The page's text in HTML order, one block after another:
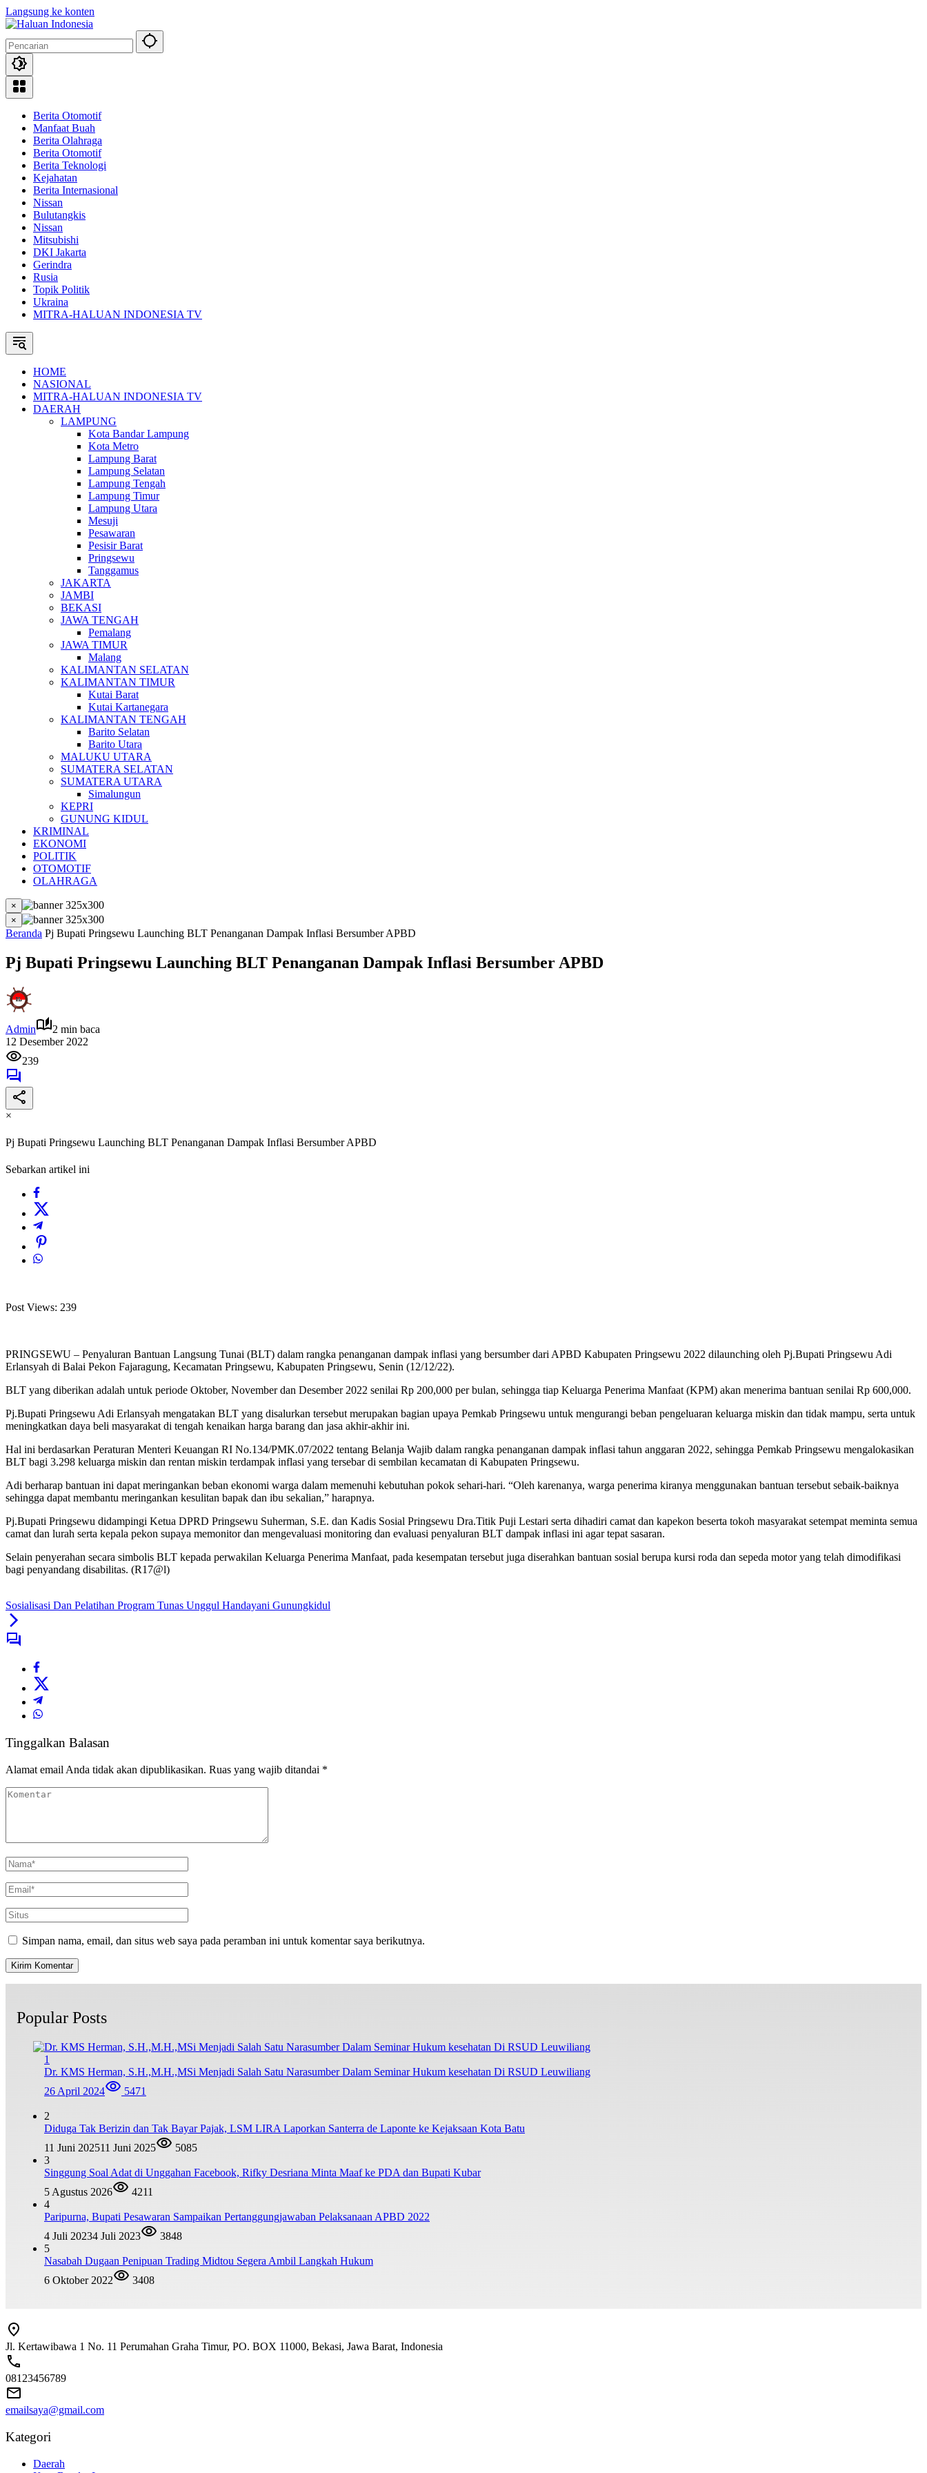
Langsung ke konten
Berita Otomotif
Manfaat Buah
Berita Olahraga
Berita Otomotif
Berita Teknologi
Kejahatan
Berita Internasional
Nissan
Bulutangkis
Nissan
Mitsubishi
DKI Jakarta
Gerindra
Rusia
Topik Politik
Ukraina
MITRA-HALUAN INDONESIA TV
HOME
NASIONAL
MITRA-HALUAN INDONESIA TV
DAERAH
LAMPUNG
Kota Bandar Lampung
Kota Metro
Lampung Barat
Lampung Selatan
Lampung Tengah
Lampung Timur
Lampung Utara
Mesuji
Pesawaran
Pesisir Barat
Pringsewu
Tanggamus
JAKARTA
JAMBI
BEKASI
JAWA TENGAH
Pemalang
JAWA TIMUR
Malang
KALIMANTAN SELATAN
KALIMANTAN TIMUR
Kutai Barat
Kutai Kartanegara
KALIMANTAN TENGAH
Barito Selatan
Barito Utara
MALUKU UTARA
SUMATERA SELATAN
SUMATERA UTARA
Simalungun
KEPRI
GUNUNG KIDUL
KRIMINAL
EKONOMI
POLITIK
OTOMOTIF
OLAHRAGA
×
×
Beranda Pj Bupati Pringsewu Launching BLT Penanganan Dampak Inflasi Bersumber APBD
Pj Bupati Pringsewu Launching BLT Penanganan Dampak Inflasi Bersumber APBD
Admin
2 min baca
12 Desember 2022
239
×
Pj Bupati Pringsewu Launching BLT Penanganan Dampak Inflasi Bersumber APBD
Sebarkan artikel ini
Post Views: 239
PRINGSEWU – Penyaluran Bantuan Langsung Tunai (BLT) dalam rangka penanganan dampak inflasi yang bersumber dari APBD Kabupaten Pringsewu 2022 dilaunching oleh Pj.Bupati Pringsewu Adi
Erlansyah di Balai Pekon Fajaragung, Kecamatan Pringsewu, Kabupaten Pringsewu, Senin (12/12/22).
BLT yang diberikan adalah untuk periode Oktober, November dan Desember 2022 senilai Rp 200,000 per bulan, sehingga tiap Keluarga Penerima Manfaat (KPM) akan menerima bantuan senilai Rp 600,000.
Pj.Bupati Pringsewu Adi Erlansyah mengatakan BLT yang disalurkan tersebut merupakan bagian upaya Pemkab Pringsewu untuk mengurangi beban pengeluaran keluarga miskin dan tidak mampu, serta untuk
meningkatkan daya beli masyarakat di tengah kenaikan harga barang dan jasa akhir-akhir ini.
Hal ini berdasarkan Peraturan Menteri Keuangan RI No.134/PMK.07/2022 tentang Belanja Wajib dalam rangka penanganan dampak inflasi tahun anggaran 2022, sehingga Pemkab Pringsewu mengalokasikan
BLT bagi 3.298 keluarga miskin dan rentan miskin terdampak inflasi yang tersebar di sembilan kecamatan di Kabupaten Pringsewu.
Adi berharap bantuan ini dapat meringankan beban ekonomi warga dalam memenuhi kebutuhan pokok sehari-hari. “Oleh karenanya, warga penerima kiranya menggunakan bantuan tersebut sebaik-baiknya
sehingga dapat membantu meringankan kesulitan bapak dan ibu sekalian,” harapnya.
Pj.Bupati Pringsewu didampingi Ketua DPRD Pringsewu Suherman, S.E. dan Kadis Sosial Pringsewu Dra.Titik Puji Lestari serta dihadiri camat dan kapekon beserta tokoh masyarakat setempat meminta semua
camat dan lurah serta kepala pekon supaya memonitor dan mengevaluasi monitoring dan evaluasi penyaluran BLT dampak inflasi ini agar tepat sasaran.
Selain penyerahan secara simbolis BLT kepada perwakilan Keluarga Penerima Manfaat, pada kesempatan tersebut juga diserahkan bantuan sosial berupa kursi roda dan sepeda motor yang telah dimodifikasi
bagi penyandang disabilitas. (R17@l)
Sosialisasi Dan Pelatihan Program Tunas Unggul Handayani Gunungkidul
Tinggalkan Balasan
Alamat email Anda tidak akan dipublikasikan. Ruas yang wajib ditandai *
Simpan nama, email, dan situs web saya pada peramban ini untuk komentar saya berikutnya.
Popular Posts
1
Dr. KMS Herman, S.H.,M.H.,MSi Menjadi Salah Satu Narasumber Dalam Seminar Hukum kesehatan Di RSUD Leuwiliang
26 April 2024
5471
2
Diduga Tak Berizin dan Tak Bayar Pajak, LSM LIRA Laporkan Santerra de Laponte ke Kejaksaan Kota Batu
11 Juni 202511 Juni 2025
5085
3
Singgung Soal Adat di Unggahan Facebook, Rifky Desriana Minta Maaf ke PDA dan Bupati Kubar
5 Agustus 2026
4211
4
Paripurna, Bupati Pesawaran Sampaikan Pertanggungjawaban Pelaksanaan APBD 2022
4 Juli 20234 Juli 2023
3848
5
Nasabah Dugaan Penipuan Trading Midtou Segera Ambil Langkah Hukum
6 Oktober 2022
3408
Jl. Kertawibawa 1 No. 11 Perumahan Graha Timur, PO. BOX 11000, Bekasi, Jawa Barat, Indonesia
08123456789
emailsaya@gmail.com
Kategori
Daerah